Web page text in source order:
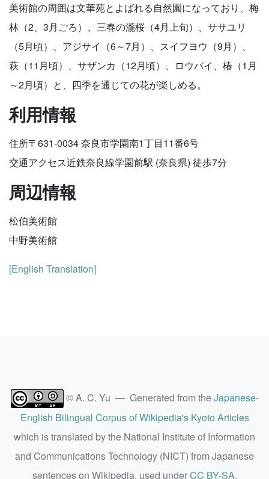
美術館の周囲は文華苑とよばれる自然園になっており、梅
林（2、3月ごろ）、三春の瀧桜（4月上旬）、ササユリ
（5月頃）、アジサイ（6～7月）、スイフヨウ（9月）、
萩（11月頃）、サザンカ（12月頃）、ロウバイ、椿（1月
～2月頃）と、四季を通じての花が楽しめる。
利用情報
住所〒631-0034 奈良市学園南1丁目11番6号
交通アクセス近鉄奈良線学園前駅 (奈良県) 徒歩7分
周辺情報
松伯美術館
中野美術館
[English Translation]
© A. C. Yu — Generated from theJapanese-
English Bilingual Corpus of Wikipedia's Kyoto Articles
which is translated by the National Institute of Information
and Communications Technology (NICT) from Japanese
sentences on Wikipedia, used underCC BY-SA.